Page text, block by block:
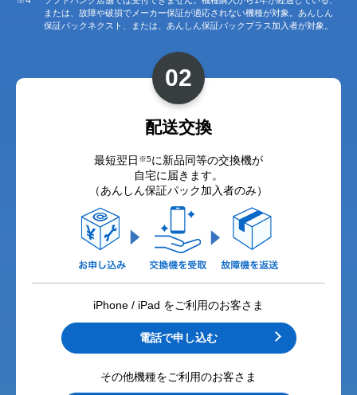
または、故障や破損でメーカー保証が適応されない機種が対象。あんしん
保証パックネクスト、または、あんしん保証パックプラス加入者が対象。
02
配送交換
最短翌日 ※5に新品同等の交換機が
自宅に届きます。
（あんしん保証パック加入者のみ）
iPhone / iPad をご利用のお客さま
電話で申し込む
その他機種をご利用のお客さま